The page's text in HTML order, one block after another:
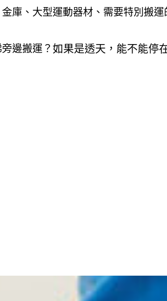
庫、大型運動器材、需要特別搬運
邊搬運？ 如果是透天，能不能停